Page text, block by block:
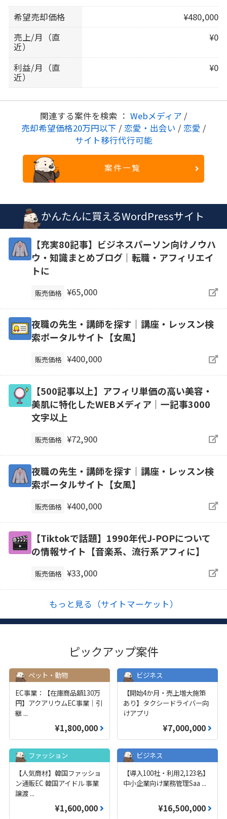
希望売却価格
¥480,000
売上/月（直
近）
¥0
利益/月（直
近）
¥0
関連する案件を検索 ： Webメディア /
売却希望価格20万円以下 / 恋愛・出会い / 恋愛 /
サイト移行代行可能
案件一覧
かんたんに買えるWordPressサイト
【充実80記事】ビジネスパーソン向けノウハ
ウ・知識まとめブログ｜転職・アフィリエイ
トに
販売価格 ¥65,000
夜職の先生・講師を探す｜講座・レッスン検
索ポータルサイト【女風】
販売価格 ¥400,000
【500記事以上】アフィリ単価の高い美容・
美肌に特化したWEBメディア｜一記事3000
文字以上
販売価格 ¥72,900
夜職の先生・講師を探す｜講座・レッスン検
索ポータルサイト【女風】
販売価格 ¥400,000
【Tiktokで話題】1990年代J-POPについて
の情報サイト【音楽系、流行系アフィに】
販売価格 ¥33,000
もっと見る（サイトマーケット）
ピックアップ案件
ペット・動物
EC事業：【在庫商品額130万
円】アクアリウムEC事業｜引
継 ...
¥1,800,000
ビジネス
【開始4か月・売上増大施策
あり】タクシードライバー向
けアプリ
¥7,000,000
ファッション
【人気商材】韓国ファッショ
ン通販EC 韓国アイドル 事業
譲渡 ...
¥1,600,000
ビジネス
【導入100社・利用2,123名】
中小企業向け業務管理Saa ...
¥16,500,000